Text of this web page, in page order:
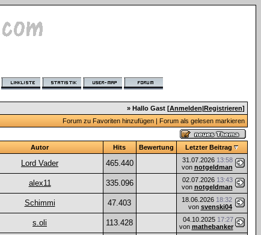
» Hallo Gast [Anmelden|Registrieren]
Forum zu Favoriten hinzufügen| Forum als gelesen markieren
Autor Hits Bewertung Letzter Beitrag
Lord Vader 465.440 31.07.2026 13:58
von notgeldman
alex11 335.096 02.07.2026 13:43
von notgeldman
Schimmi 47.403 18.06.2026 18:32
von svenski04
s.oli 113.428 04.10.2025 17:27
von mathebanker